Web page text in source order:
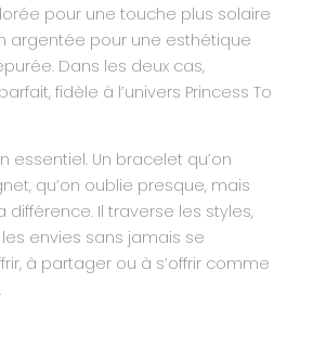
pour une touche plus solaire
argentée pour une esthétique
Dans les deux cas,
fidèle à l’univers Princess To
essentiel. Un bracelet qu’on
qu’on oublie presque, mais
différence. Il traverse les styles,
envies sans jamais se
à partager ou à s’offrir comme